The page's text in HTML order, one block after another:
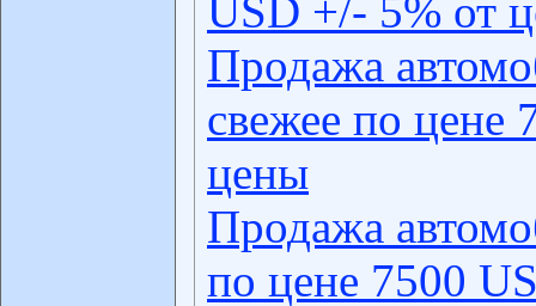
USD +/- 5% от
Продажа
свежее по цене
цены
Продажа
по цене 7500